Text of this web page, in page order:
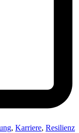
, Karriere, Resilienz